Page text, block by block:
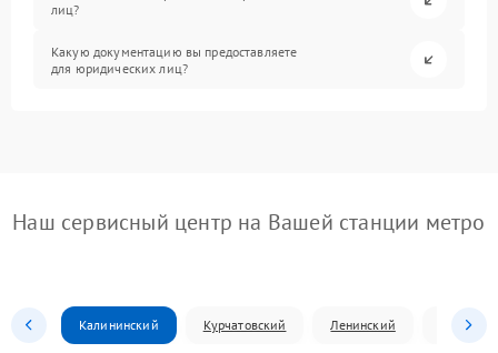
лиц?
Какую документацию вы предоставляете
для юридических лиц?
Наш сервисный центр на Вашей станции метро
Калининский Курчатовский Ленинский